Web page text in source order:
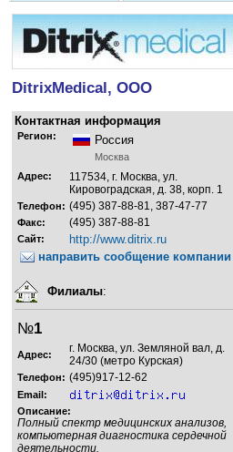
DitrixMedical, ООО
Контактная информация
Регион: Россия
Москва
Адрес:
117534, г. Москва, ул.
Кировоградская, д. 38, корп. 1
Телефон: (495) 387-88-81, 387-47-77
Факс: (495) 387-88-81
Сайт:
http://www.ditrix.ru
направить сообщение компании
Филиалы:
№1
Адрес:
г. Москва, ул. Земляной вал, д.
24/30 (метро Курская)
Телефон: (495)917-12-62
Email:
Описание:
Полный спектр медицинских анализов,
компьютерная диагностика сердечной
деятельности.